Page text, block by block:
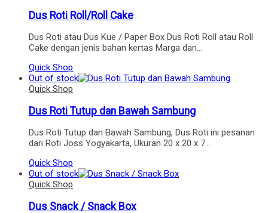
Dus Roti Roll/Roll Cake
Dus Roti atau Dus Kue / Paper Box Dus Roti Roll atau Roll
Cake dengan jenis bahan kertas Marga dan…
Quick Shop
Out of stock
Quick Shop
Dus Roti Tutup dan Bawah Sambung
Dus Roti Tutup dan Bawah Sambung, Dus Roti ini pesanan
dari Roti Joss Yogyakarta, Ukuran 20 x 20 x 7…
Quick Shop
Out of stock
Quick Shop
Dus Snack / Snack Box